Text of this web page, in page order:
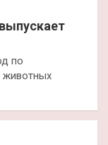
по
животных